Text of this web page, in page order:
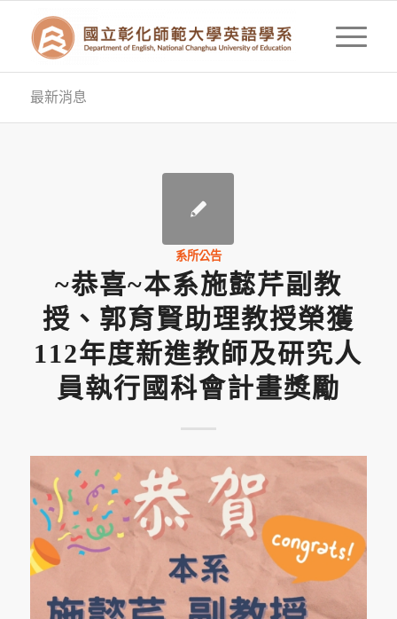
最新消息
系所公告
~恭喜~本系施懿芹副教
授、郭育賢助理教授榮獲
112年度新進教師及研究人
員執行國科會計畫獎勵